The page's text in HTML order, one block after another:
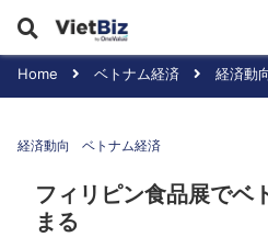
Home ベトナム経済 経済動
経済動向 ベトナム経済
フィリピン食品展でベ
まる